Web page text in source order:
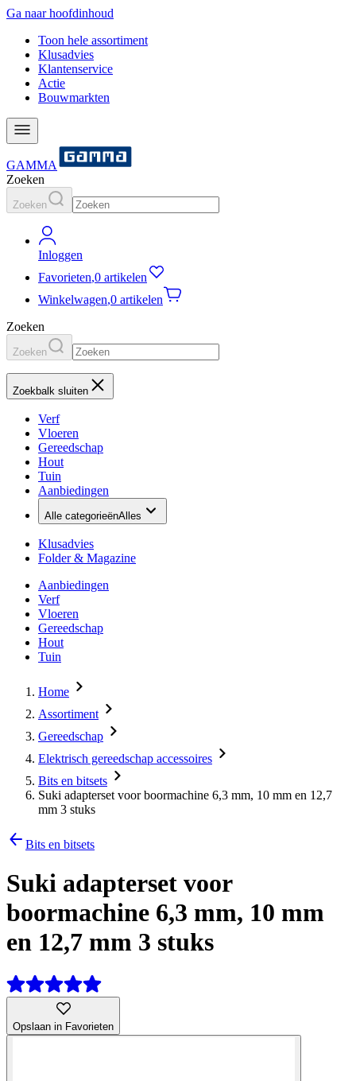
Ga naar hoofdinhoud
Toon hele assortiment
Klusadvies
Klantenservice
Actie
Bouwmarkten
GAMMA
Zoeken
Zoeken
Inloggen
Favorieten,0 artikelen
Winkelwagen,0 artikelen
Zoeken
Zoeken
Zoekbalk sluiten
Verf
Vloeren
Gereedschap
Hout
Tuin
Aanbiedingen
Alle categorieënAlles
Klusadvies
Folder & Magazine
Aanbiedingen
Verf
Vloeren
Gereedschap
Hout
Tuin
Home
Assortiment
Gereedschap
Elektrisch gereedschap accessoires
Bits en bitsets
Suki adapterset voor boormachine 6,3 mm, 10 mm en 12,7
mm 3 stuks
Bits en bitsets
Suki adapterset voor
boormachine 6,3 mm, 10 mm
en 12,7 mm 3 stuks
Opslaan in Favorieten